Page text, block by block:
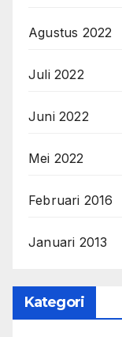
Agustus 2022
Juli 2022
Juni 2022
Mei 2022
Februari 2016
Januari 2013
Kategori